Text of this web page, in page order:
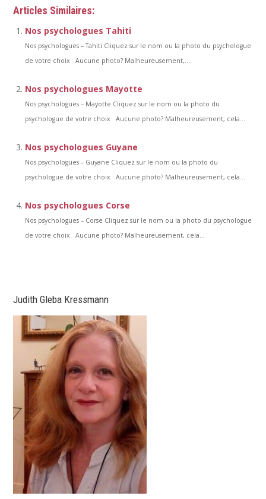
Articles Similaires:
Nos psychologues Tahiti
Nos psychologues – Tahiti Cliquez sur le nom ou la photo du psychologue
de votre choix Aucune photo? Malheureusement,...
Nos psychologues Mayotte
Nos psychologues – Mayotte Cliquez sur le nom ou la photo du
psychologue de votre choix Aucune photo? Malheureusement, cela...
Nos psychologues Guyane
Nos psychologues – Guyane Cliquez sur le nom ou la photo du
psychologue de votre choix Aucune photo? Malheureusement, cela...
Nos psychologues Corse
Nos psychologues – Corse Cliquez sur le nom ou la photo du psychologue
de votre choix Aucune photo? Malheureusement, cela...
Judith Gleba Kressmann